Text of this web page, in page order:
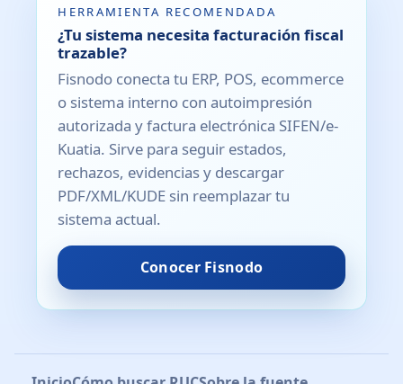
HERRAMIENTA RECOMENDADA
¿Tu sistema necesita facturación fiscal
trazable?
Fisnodo conecta tu ERP, POS, ecommerce
o sistema interno con autoimpresión
autorizada y factura electrónica SIFEN/e-
Kuatia. Sirve para seguir estados,
rechazos, evidencias y descargar
PDF/XML/KUDE sin reemplazar tu
sistema actual.
Conocer Fisnodo